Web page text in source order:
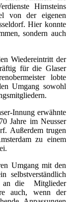
Hirnsteins
von der eigenen
Hier konnte
sondern auch
Wiedereintritt der
für die Glaser
lobte
Umgang sowohl
Innung erwähnte
Jahre im Neusser
Außerdem trugen
zu einem
Umgang mit den
selbstverständlich
an die Mitglieder
auch, wenn der